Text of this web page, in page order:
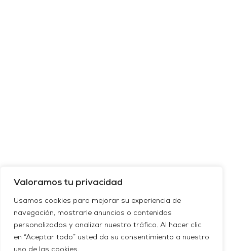
Valoramos tu privacidad
Usamos cookies para mejorar su experiencia de
navegación, mostrarle anuncios o contenidos
personalizados y analizar nuestro tráfico. Al hacer clic
en “Aceptar todo” usted da su consentimiento a nuestro